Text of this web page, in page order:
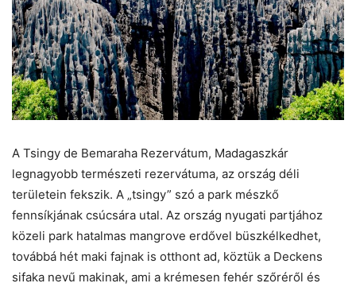
A Tsingy de Bemaraha Rezervátum, Madagaszkár
legnagyobb természeti rezervátuma, az ország déli
területein fekszik. A „tsingy” szó a park mészkő
fennsíkjának csúcsára utal. Az ország nyugati partjához
közeli park hatalmas mangrove erdővel büszkélkedhet,
továbbá hét maki fajnak is otthont ad, köztük a Deckens
sifaka nevű makinak, ami a krémesen fehér szőréről és